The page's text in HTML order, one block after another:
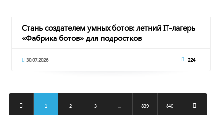
Стань создателем умных ботов: летний IT-лагерь
«Фабрика ботов» для подростков
30.07.2026 224
1 2 3 839 840